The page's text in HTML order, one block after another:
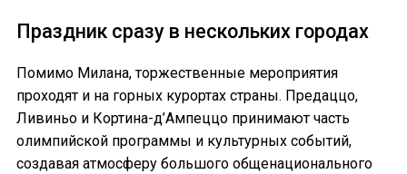
Праздник сразу в нескольких городах
Помимо Милана, торжественные мероприятия
проходят и на горных курортах страны. Предаццо,
Ливиньо и Кортина-д’Ампеццо принимают часть
олимпийской программы и культурных событий,
создавая атмосферу большого общенационального